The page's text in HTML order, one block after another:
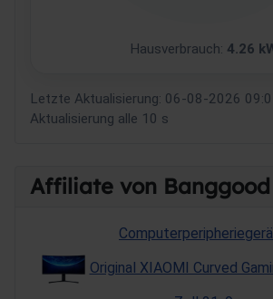
Hausverbrauch: 4.26
Letzte Aktualisierung: 06-08-2026
Aktualisierung alle 10 s
Affiliate von Banggood
Original XIAOMI Curved